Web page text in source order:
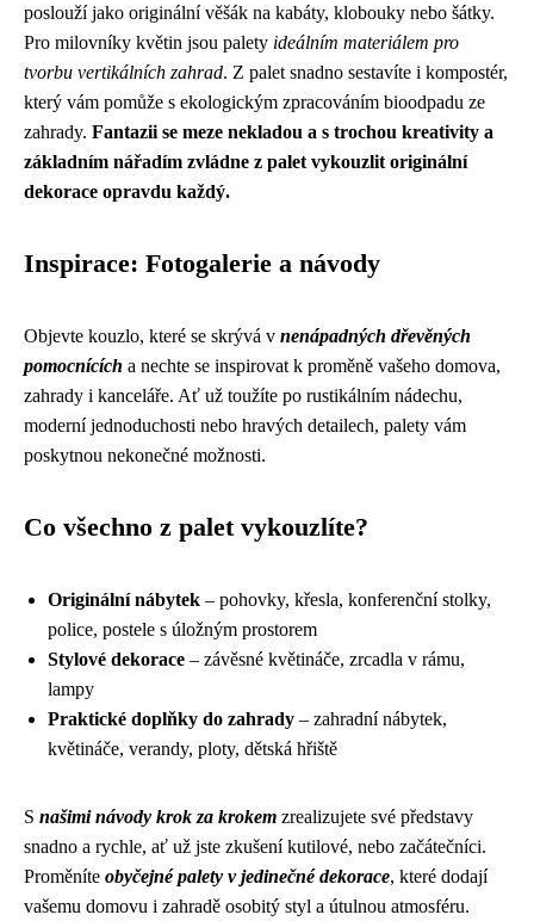
poslouží jako originální věšák na kabáty, klobouky nebo šátky.
Pro milovníky květin jsou palety ideálním materiálem pro
tvorbu vertikálních zahrad. Z palet snadno sestavíte i kompostér,
který vám pomůže s ekologickým zpracováním bioodpadu ze
zahrady. Fantazii se meze nekladou a s trochou kreativity a
základním nářadím zvládne z palet vykouzlit originální
dekorace opravdu každý.
Inspirace: Fotogalerie a návody
Objevte kouzlo, které se skrývá v nenápadných dřevěných
pomocnících a nechte se inspirovat k proměně vašeho domova,
zahrady i kanceláře. Ať už toužíte po rustikálním nádechu,
moderní jednoduchosti nebo hravých detailech, palety vám
poskytnou nekonečné možnosti.
Co všechno z palet vykouzlíte?
Originální nábytek – pohovky, křesla, konferenční stolky,
police, postele s úložným prostorem
Stylové dekorace – závěsné květináče, zrcadla v rámu,
lampy
Praktické doplňky do zahrady – zahradní nábytek,
květináče, verandy, ploty, dětská hřiště
S našimi návody krok za krokem zrealizujete své představy
snadno a rychle, ať už jste zkušení kutilové, nebo začátečníci.
Proměníte obyčejné palety v jedinečné dekorace, které dodají
vašemu domovu i zahradě osobitý styl a útulnou atmosféru.